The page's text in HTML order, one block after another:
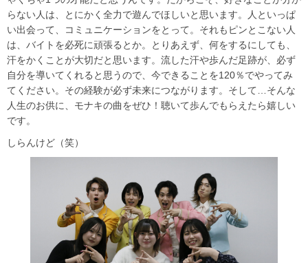
らない人は、とにかく全力で遊んでほしいと思います。人といっぱ
い出会って、コミュニケーションをとって。それもピンとこない人
は、バイトを必死に頑張るとか。とりあえず、何をするにしても、
汗をかくことが大切だと思います。流した汗や歩んだ足跡が、必ず
自分を導いてくれると思うので、今できることを120％でやってみ
てください。その経験が必ず未来につながります。そして…そんな
人生のお供に、モナキの曲をぜひ！聴いて歩んでもらえたら嬉しい
です。
しらんけど（笑）